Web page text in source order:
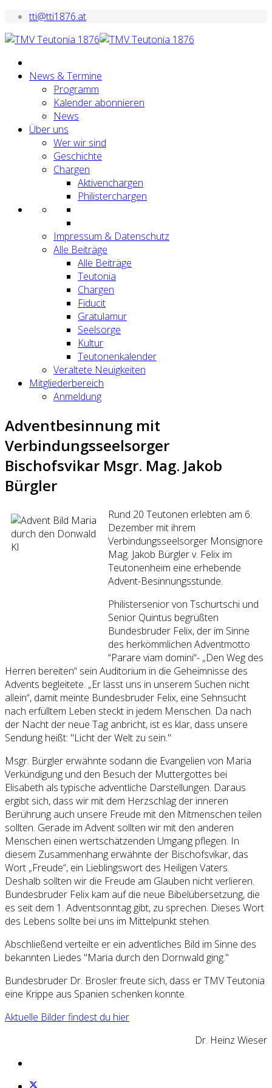
tti@tti1876.at
News & Termine
Programm
Kalender abonnieren
News
Über uns
Wer wir sind
Geschichte
Chargen
Aktivenchargen
Philisterchargen
Impressum & Datenschutz
Alle Beiträge
Alle Beiträge
Teutonia
Chargen
Fiducit
Gratulamur
Seelsorge
Kultur
Teutonenkalender
Veraltete Neuigkeiten
Mitgliederbereich
Anmeldung
Adventbesinnung mit
Verbindungsseelsorger
Bischofsvikar Msgr. Mag. Jakob
Bürgler
Rund 20 Teutonen erlebten am 6.
Dezember mit ihrem
Verbindungsseelsorger Monsignore
Mag. Jakob Bürgler v. Felix im
Teutonenheim eine erhebende
Advent-Besinnungsstunde.
Philistersenior von Tschurtschi und
Senior Quintus begrüßten
Bundesbruder Felix, der im Sinne
des herkömmlichen Adventmotto
“Parare viam domini“- „Den Weg des
Herren bereiten“ sein Auditorium in die Geheimnisse des
Advents begleitete. „Er lässt uns in unserem Suchen nicht
allein“, damit meinte Bundesbruder Felix, eine Sehnsucht
nach erfülltem Leben steckt in jedem Menschen. Da nach
der Nacht der neue Tag anbricht, ist es klar, dass unsere
Sendung heißt: "Licht der Welt zu sein."
Msgr. Bürgler erwähnte sodann die Evangelien von Maria
Verkündigung und den Besuch der Muttergottes bei
Elisabeth als typische adventliche Darstellungen. Daraus
ergibt sich, dass wir mit dem Herzschlag der inneren
Berührung auch unsere Freude mit den Mitmenschen teilen
sollten. Gerade im Advent sollten wir mit den anderen
Menschen einen wertschätzenden Umgang pflegen. In
diesem Zusammenhang erwähnte der Bischofsvikar, das
Wort „Freude“, ein Lieblingswort des Heiligen Vaters.
Deshalb sollten wir die Freude am Glauben nicht verlieren.
Bundesbruder Felix kam auf die neue Bibelübersetzung, die
es seit dem 1. Adventsonntag gibt, zu sprechen. Dieses Wort
des Lebens sollte bei uns im Mittelpunkt stehen.
Abschließend verteilte er ein adventliches Bild im Sinne des
bekannten Liedes "Maria durch den Dornwald ging."
Bundesbruder Dr. Brosler freute sich, dass er TMV Teutonia
eine Krippe aus Spanien schenken konnte.
Aktuelle Bilder findest du hier
Dr. Heinz Wieser